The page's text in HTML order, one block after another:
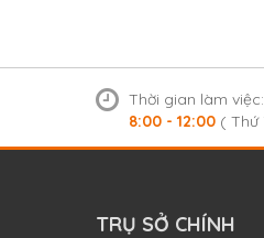
Thời gian làm việc:
8:00 - 12:00 ( Thứ
TRỤ SỞ CHÍNH